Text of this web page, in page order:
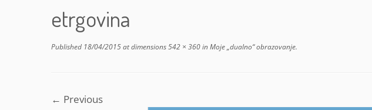
etrgovina
Published 18/04/2015at dimensions542 × 360inMoje „dualno“ obrazovanje.
← Previous